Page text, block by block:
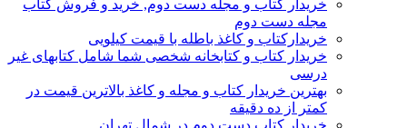
خریدار کتاب و مجله دست دوم, خرید و فروش کتاب
مجله دست دوم
خریدارکتاب و کاغذ باطله با قیمت کیلویی
خریدار کتاب و کتابخانه شخصی شما شامل کتابهای غیر
درسی
بهترین خریدار کتاب و مجله و کاغذ بالاترین قیمت در
کمتر از ده دقیقه